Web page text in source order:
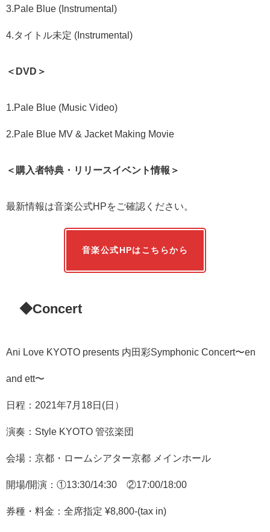
3.Pale Blue (Instrumental)
4.タイトル未定 (Instrumental)
＜DVD＞
1.Pale Blue (Music Video)
2.Pale Blue MV & Jacket Making Movie
＜購入者特典・リリースイベント情報＞
最新情報は音楽公式HPをご確認ください。
音楽公式HPはこちらから
◆Concert
Ani Love KYOTO presents 内田彩Symphonic Concert〜en
and ett〜
日程：2021年7月18日(日）
演奏：Style KYOTO 管弦楽団
会場：京都・ロームシアター京都 メインホール
開場/開演：①13:30/14:30 ②17:00/18:00
券種・料金：全席指定 ¥8,800-(tax in)